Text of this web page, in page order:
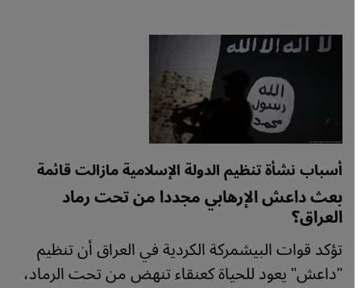
أسباب نشأة تنظيم الدولة الإسلامية مازالت قائمة
بعث داعش الإرهابي مجددا من تحت رماد
العراق؟
تؤكد قوات البيشمركة الكردية في العراق أن تنظيم
"داعش" يعود للحياة كعنقاء تنهض من تحت الرماد،